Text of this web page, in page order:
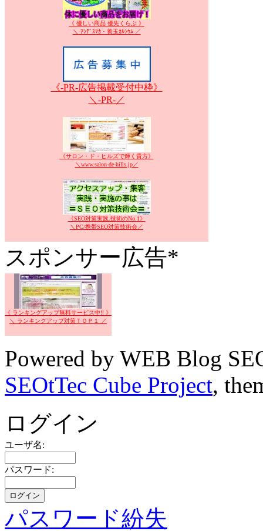
《 優しい商品 優先くらぶ 》
＼ ｱﾝﾃﾞｽﾏｶ・善玉ｶﾙｼｳﾑ ／
《-PR-広告掲載受付中枠》
＼-PR-／
《サロン・ド・ヒルズで輝く貴方》
＼www.salon-de-hills.jp／
《SEO対策実践.技術のNo.1》
＼PC/携帯SEO対策技術会／
スポンサー広告*
《 ランキングアップ無料サービス中!! 》
＼ ランキングアップ対策ＴＯＰ１ ／
Powered by WEB Blog
SEOtTec Cube Project,
ログイン
ユーザ名:
パスワード:
パスワード紛失